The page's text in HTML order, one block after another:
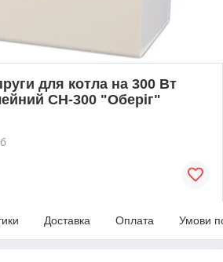
для котла на 300 Вт
СН-300 "Оберіг"
Доставка Оплата Умови